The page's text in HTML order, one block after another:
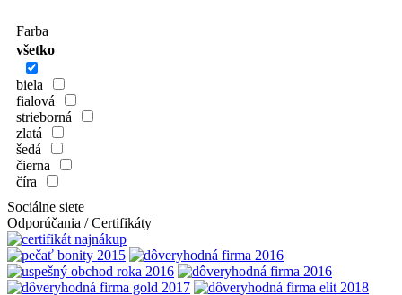
Farba
všetko
biela
fialová
strieborná
zlatá
šedá
čierna
číra
Sociálne siete
Odporúčania / Certifikáty